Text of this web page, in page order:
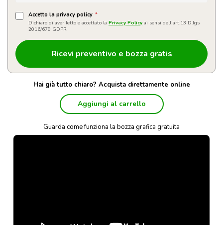
Accetto la privacy policy *
Dichiaro di aver letto e accettato la Privacy Policy ai sensi dell'art.13 D.lgs
2016/679 GDPR
Hai già tutto chiaro? Acquista direttamente online
Aggiungi al carrello
Guarda come funziona la bozza grafica gratuita